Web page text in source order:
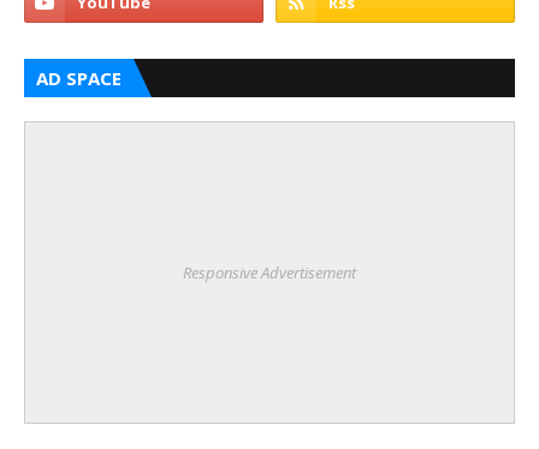
AD SPACE
Responsive Advertisement